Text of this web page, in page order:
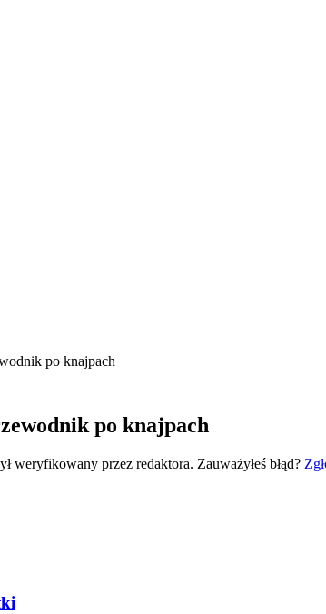
po knajpach
po knajpach
weryfikowany przez redaktora. Zauważyłeś błąd?